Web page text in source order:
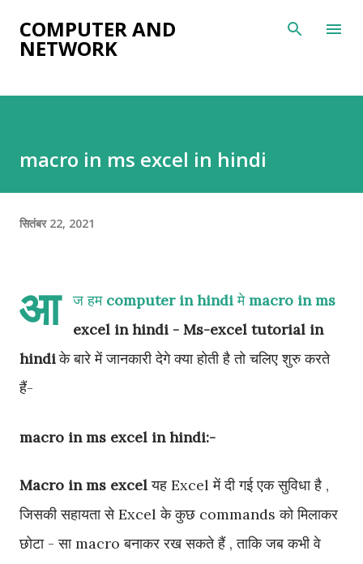
सीधे मुख्य सामग्री पर जाएं
COMPUTER AND
NETWORK
macro in ms excel in hindi
सितंबर 22, 2021
आ ज हम computer in hindiमेmacro in ms
excel in hindi - Ms-excel tutorial in
hindiके बारे में जानकारी देगे क्या होती है तो चलिए शुरु करते
हैं-
macro in ms excel in hindi:-
Macro in ms excelयह Excel में दी गई एक सुविधा है ,
जिसकी सहायता से Excel के कुछ commands को मिलाकर
छोटा - सा macro बनाकर रख सकते हैं , ताकि जब कभी वे